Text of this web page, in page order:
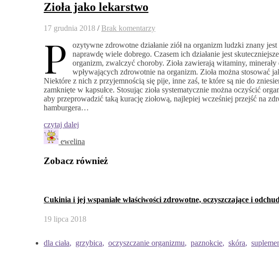
Zioła jako lekarstwo
17 grudnia 2018 / Brak komentarzy
P
ozytywne zdrowotne działanie ziół na organizm ludzki znany
naprawdę wiele dobrego. Czasem ich działanie jest
organizm, zwalczyć choroby. Zioła zawierają witaminy,
wpływających zdrowotnie na organizm. Zioła można stosować
Niektóre z nich z przyjemnością się pije, inne zaś, te które są nie do
zamknięte w kapsułce. Stosując zioła systematycznie można oczyścić
aby przeprowadzić taką kurację ziołową, najlepiej wcześniej przejść na
hamburgera…
czytaj dalej
ewelina
Zobacz również
Cukinia i jej wspaniałe właściwości zdrowotne, oczyszczające i
19 lipca 2018
dla ciała, grzybica, oczyszczanie organizmu, paznokcie, skóra,